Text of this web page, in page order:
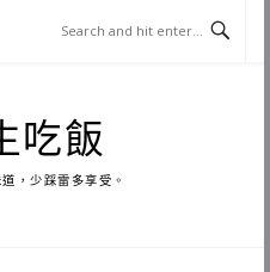
吃飯
，少踩雷多享受。